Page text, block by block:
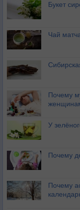
Букет
Чай
Почему
У
Почему
Почему